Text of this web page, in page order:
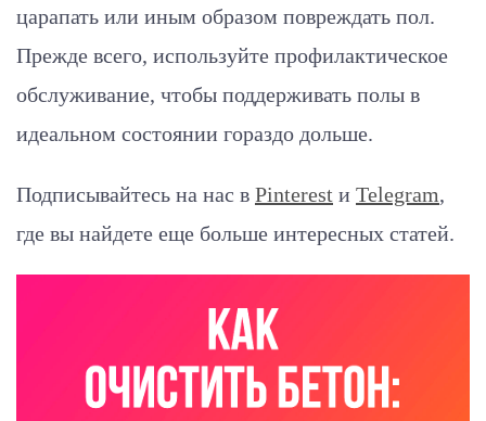
царапать или иным образом повреждать пол.
Прежде всего, используйте профилактическое
обслуживание, чтобы поддерживать полы в
идеальном состоянии гораздо дольше.
Подписывайтесь на нас в Pinterest и Telegram,
где вы найдете еще больше интересных статей.